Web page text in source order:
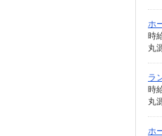
ホ
時
丸
ラ
時
丸
ホ